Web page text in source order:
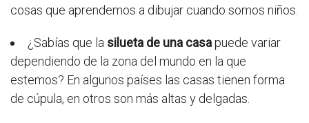
cosas que aprendemos a dibujar cuando somos niños.
¿Sabías que la silueta de una casapuede variar
dependiendo de la zona del mundo en la que
estemos? En algunos países las casas tienen forma
de cúpula, en otros son más altas y delgadas.